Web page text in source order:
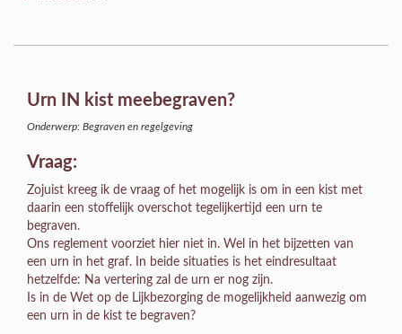
Urn IN kist meebegraven?
Onderwerp: Begraven en regelgeving
Vraag:
Zojuist kreeg ik de vraag of het mogelijk is om in een kist met
daarin een stoffelijk overschot tegelijkertijd een urn te
begraven.
Ons reglement voorziet hier niet in. Wel in het bijzetten van
een urn in het graf. In beide situaties is het eindresultaat
hetzelfde: Na vertering zal de urn er nog zijn.
Is in de Wet op de Lijkbezorging de mogelijkheid aanwezig om
een urn in de kist te begraven?